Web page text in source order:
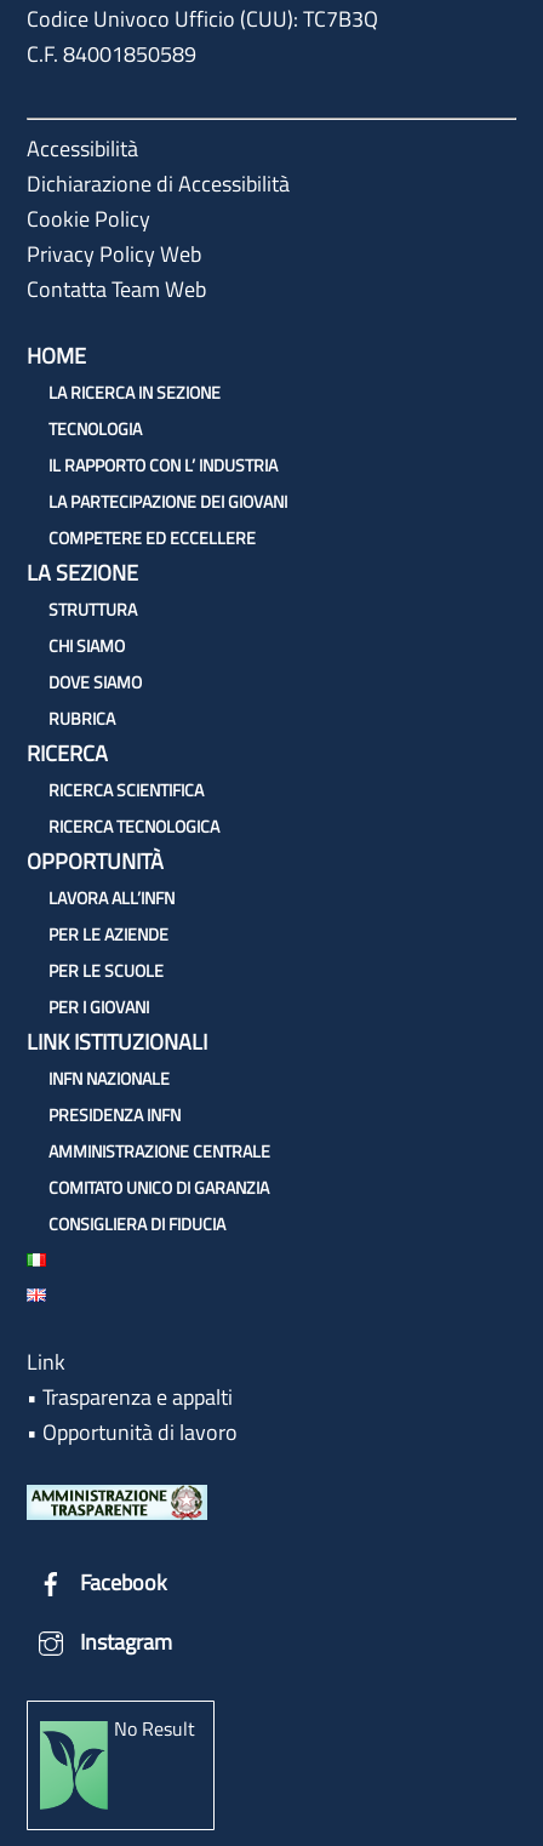
Codice Univoco Ufficio (CUU): TC7B3Q
C.F. 84001850589
Accessibilità
Dichiarazione di Accessibilità
Cookie Policy
Privacy Policy Web
Contatta Team Web
HOME
LA RICERCA IN SEZIONE
TECNOLOGIA
IL RAPPORTO CON L’ INDUSTRIA
LA PARTECIPAZIONE DEI GIOVANI
COMPETERE ED ECCELLERE
LA SEZIONE
STRUTTURA
CHI SIAMO
DOVE SIAMO
RUBRICA
RICERCA
RICERCA SCIENTIFICA
RICERCA TECNOLOGICA
OPPORTUNITÀ
LAVORA ALL’INFN
PER LE AZIENDE
PER LE SCUOLE
PER I GIOVANI
LINK ISTITUZIONALI
INFN NAZIONALE
PRESIDENZA INFN
AMMINISTRAZIONE CENTRALE
COMITATO UNICO DI GARANZIA
CONSIGLIERA DI FIDUCIA
Link
•Trasparenza e appalti
• Opportunità di lavoro
Facebook
Instagram
No Result